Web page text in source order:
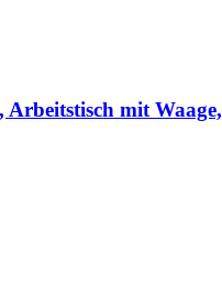
Arbeitstisch mit Waage,